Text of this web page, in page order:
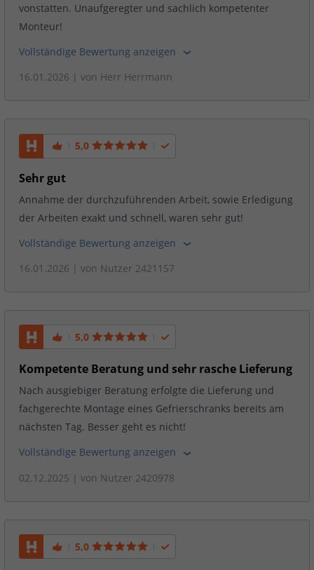
vonstatten. Unaufgeregter und sachlich kompetenter
Monteur!
Vollständige Bewertung anzeigen
16.01.2026 | von Herr Herrmann
5,0
Sehr gut
Annahme der durchzuführenden Arbeit, sowie Erledigung
der Arbeiten exakt und schnell, waren sehr gut!
Vollständige Bewertung anzeigen
16.01.2026 | von Nutzer 2421157
5,0
Kompetente Beratung und sehr rasche Lieferung
Nach ausgiebiger Beratung erfolgte die Lieferung und
fachgerechte Montage eines Gefrierschranks bereits am
nächsten Tag. Besser geht es nicht!
Vollständige Bewertung anzeigen
02.12.2025 | von Nutzer 2420978
5,0